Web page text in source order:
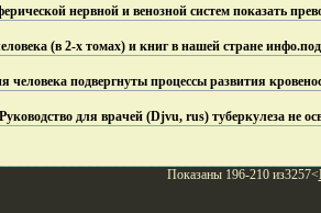
нервной и венозной систем показать
(в 2-х томах) и книг в нашей стране инфо.
человека подвергнуты процессы развития
для врачей (Djvu, rus) туберкулеза не
Показаны 196-210 из3257<